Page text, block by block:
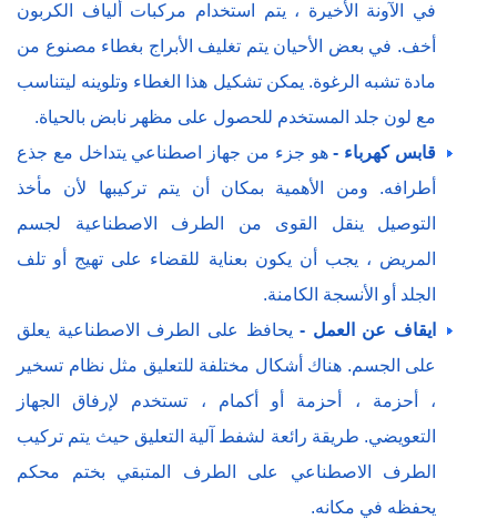
في الآونة الأخيرة ، يتم استخدام مركبات ألياف الكربون
أخف. في بعض الأحيان يتم تغليف الأبراج بغطاء مصنوع من
مادة تشبه الرغوة. يمكن تشكيل هذا الغطاء وتلوينه ليتناسب
مع لون جلد المستخدم للحصول على مظهر نابض بالحياة.
قابس كهرباء -هو جزء من جهاز اصطناعي يتداخل مع جذع
أطرافه. ومن الأهمية بمكان أن يتم تركيبها لأن مأخذ
التوصيل ينقل القوى من الطرف الاصطناعية لجسم
المريض ، يجب أن يكون بعناية للقضاء على تهيج أو تلف
الجلد أو الأنسجة الكامنة.
ايقاف عن العمل - يحافظ على الطرف الاصطناعية يعلق
على الجسم. هناك أشكال مختلفة للتعليق مثل نظام تسخير
، أحزمة ، أحزمة أو أكمام ، تستخدم لإرفاق الجهاز
التعويضي. طريقة رائعة لشفط آلية التعليق حيث يتم تركيب
الطرف الاصطناعي على الطرف المتبقي بختم محكم
يحفظه في مكانه.